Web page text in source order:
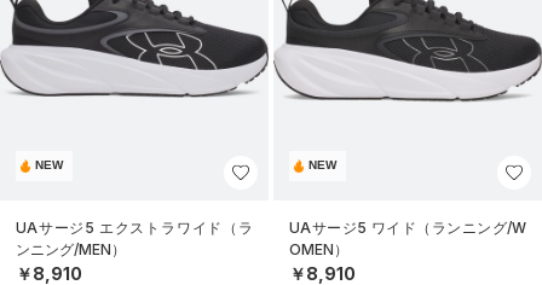
NEW
UAサージ5 エクストラワイド（ラ
ンニング/MEN）
￥8,910
NEW
UAサージ5 ワイド（ランニング/W
OMEN）
￥8,910